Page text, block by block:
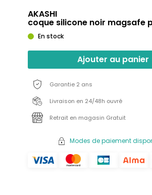
AKASHI
coque silicone noir magsafe
En stock
Ajouter au panier
Garantie 2 ans
Livraison en 24/48h ouvré
Retrait en magasin Gratuit
Modes de paiement